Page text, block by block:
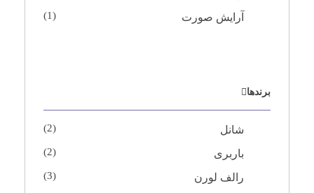
آرایش صورت (1)
برندها
شانل (2)
باربری (2)
رالف لورن (3)